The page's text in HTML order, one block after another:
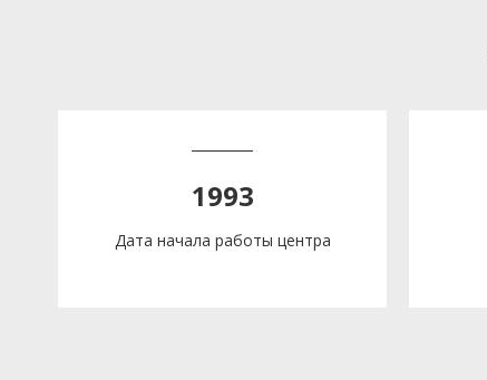
1993
Дата начала работы центра